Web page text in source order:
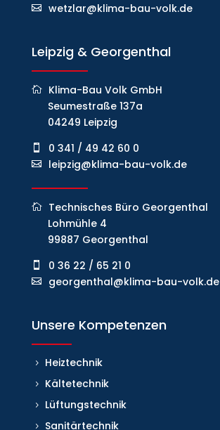
wetzlar@klima-bau-volk.de
Leipzig & Georgenthal
Klima-Bau Volk GmbH
Seumestraße 137a
04249 Leipzig
0 341 / 49 42 60 0
leipzig@klima-bau-volk.de
Technisches Büro Georgenthal
Lohmühle 4
99887 Georgenthal
0 36 22 / 65 21 0
georgenthal@klima-bau-volk.de
Unsere Kompetenzen
Heiztechnik
Kältetechnik
Lüftungstechnik
Sanitärtechnik